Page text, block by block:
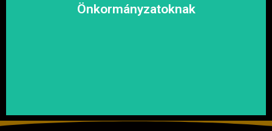
Önkormányzatoknak
garantáljuk a hosszú távú és fenntartható